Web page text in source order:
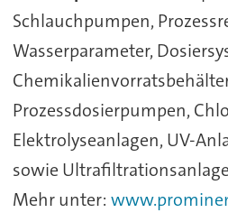
Schlauchpumpen,
Wasserparameter,
Prozessdosierpumpen,
Elektrolyseanlagen, UV-
sowie
Mehr unter: